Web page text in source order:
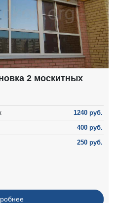
2 москитных
1240 руб.
400 руб.
250 руб.